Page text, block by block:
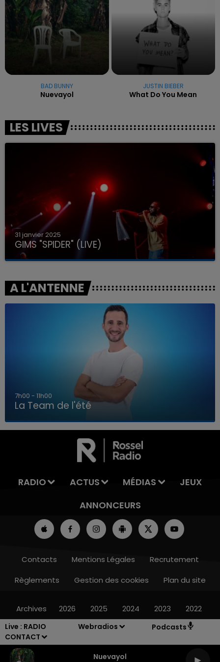
Live : RADIO
CONTACT
Webradios Podcasts
Nuevayol
LA TEAM DE L'ÉTÉ
BAD BUNNY
Nuevayol
JUSTIN BIEBER
What Do You Mean
LES LIVES
31 janvier 2025
GIMS "SPIDER" (LIVE)
A L'ANTENNE
7h00 - 11h00
La Team de l'été
RADIO ACTUS MÉDIAS
JEUX
ANNONCEURS
Contacts Mentions Légales
Recrutement
Règlements
Gestion des cookies Plan du site
Archives 2026 2025 2024 2023 2022